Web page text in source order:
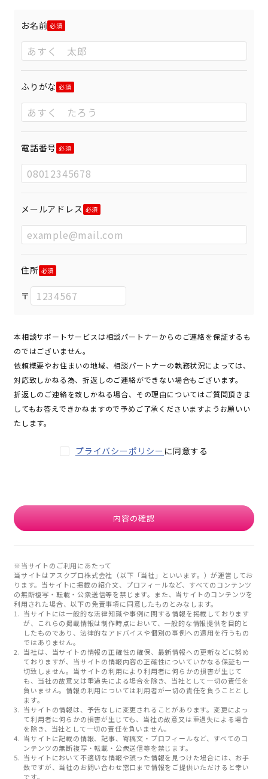
お名前
ふりがな
電話番号
メールアドレス
住所
〒
本相談サポートサービスは相談パートナーからのご連絡を保証するも
のではございません。
依頼概要やお住まいの地域、相談パートナーの執務状況によっては、
対応致しかねる為、折返しのご連絡ができない場合もございます。
折返しのご連絡を致しかねる場合、その理由についてはご質問頂きま
してもお答えできかねますので予めご了承くださいますようお願いい
たします。
プライバシーポリシー に同意する
内容の確認
※当サイトのご利用にあたって
当サイトはアスクプロ株式会社（以下「当社」といいます。）が運営してお
ります。当サイトに掲載の紹介文、プロフィールなど、すべてのコンテンツ
の無断複写・転載・公衆送信等を禁じます。また、当サイトのコンテンツを
利用された場合、以下の免責事項に同意したものとみなします。
当サイトには一般的な法律知識や事例に関する情報を掲載しております
が、これらの掲載情報は制作時点において、一般的な情報提供を目的と
したものであり、法律的なアドバイスや個別の事例への適用を行うもの
ではありません。
当社は、当サイトの情報の正確性の確保、最新情報への更新などに努め
ておりますが、当サイトの情報内容の正確性についていかなる保証も一
切致しません。当サイトの利用により利用者に何らかの損害が生じて
も、当社の故意又は重過失による場合を除き、当社として一切の責任を
負いません。情報の利用については利用者が一切の責任を負うこととし
ます。
当サイトの情報は、予告なしに変更されることがあります。変更によっ
て利用者に何らかの損害が生じても、当社の故意又は重過失による場合
を除き、当社として一切の責任を負いません。
当サイトに記載の情報、記事、寄稿文・プロフィールなど、すべてのコ
ンテンツの無断複写・転載・公衆送信等を禁じます。
当サイトにおいて不適切な情報や誤った情報を見つけた場合には、お手
数ですが、当社のお問い合わせ窓口まで情報をご提供いただけると幸い
です。